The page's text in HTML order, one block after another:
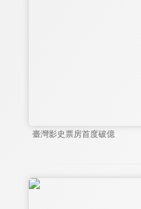
臺灣影史票房首度破億